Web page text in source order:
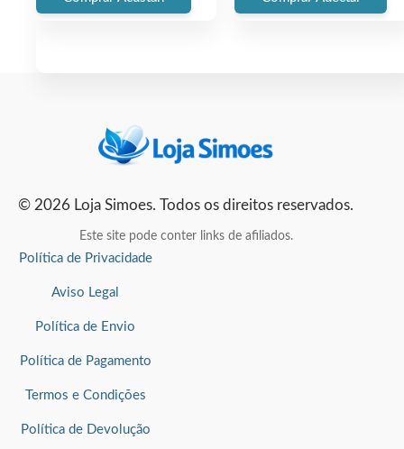
© 2026 Loja Simoes. Todos os direitos reservados.
Este site pode conter links de afiliados.
Política de Privacidade
Aviso Legal
Política de Envio
Política de Pagamento
Termos e Condições
Política de Devolução